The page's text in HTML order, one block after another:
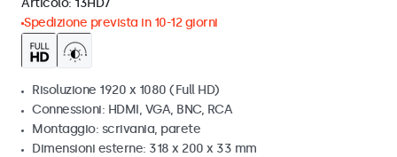
Articolo: 13HD7
Spedizione prevista in 10-12 giorni
Risoluzione 1920 x 1080 (Full HD)
Connessioni: HDMI, VGA, BNC, RCA
Montaggio: scrivania, parete
Dimensioni esterne: 318 x 200 x 33 mm